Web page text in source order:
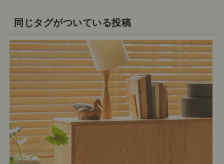
同じタグがついている投稿